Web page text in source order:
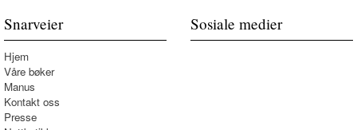
Snarveier
Hjem
Våre bøker
Manus
Kontakt oss
Presse
Sosiale medier